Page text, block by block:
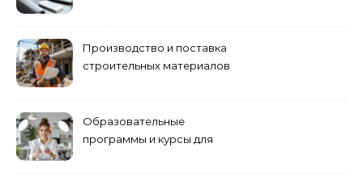
приобретения
Производство и поставка
строительных материалов
Образовательные
программы и курсы для